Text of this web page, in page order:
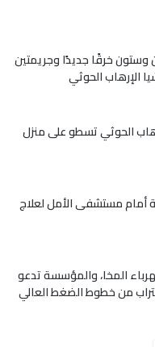
التي قد تحدث
هذه بسبب غلاء
أسعارها بانعكاسات
أننا غير قادرين
فضلًا عن
على كل
ما يدفعه
وتسديدها على
وستون خرقًا جديدًا وجريمتين
الإرهاب الحوثي
الحوثي تسطو على منزل
أمام مستشفى الأمل لعلاج
المخا، والمؤسسة تدعو
من خطوط الضغط العالي